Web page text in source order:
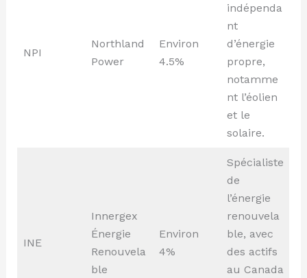
NPI
Northland
Power
Environ
4.5%
indépenda
nt
d’énergie
propre,
notamme
nt l’éolien
et le
solaire.
INE
Innergex
Énergie
Renouvela
ble
Environ
4%
Spécialiste
de
l’énergie
renouvela
ble, avec
des actifs
au Canada